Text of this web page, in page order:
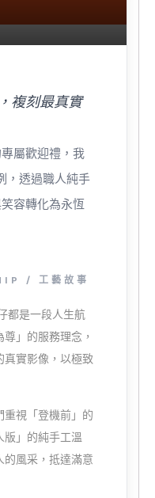
複刻最真實
屬歡迎禮，我
，透過職人純手
容轉化為永恆
/ 工藝故事
都是一段人生航
」的服務理念，
真實影像，以極致
視「登機前」的
版」的純手工溫
的風采，抵達滿意